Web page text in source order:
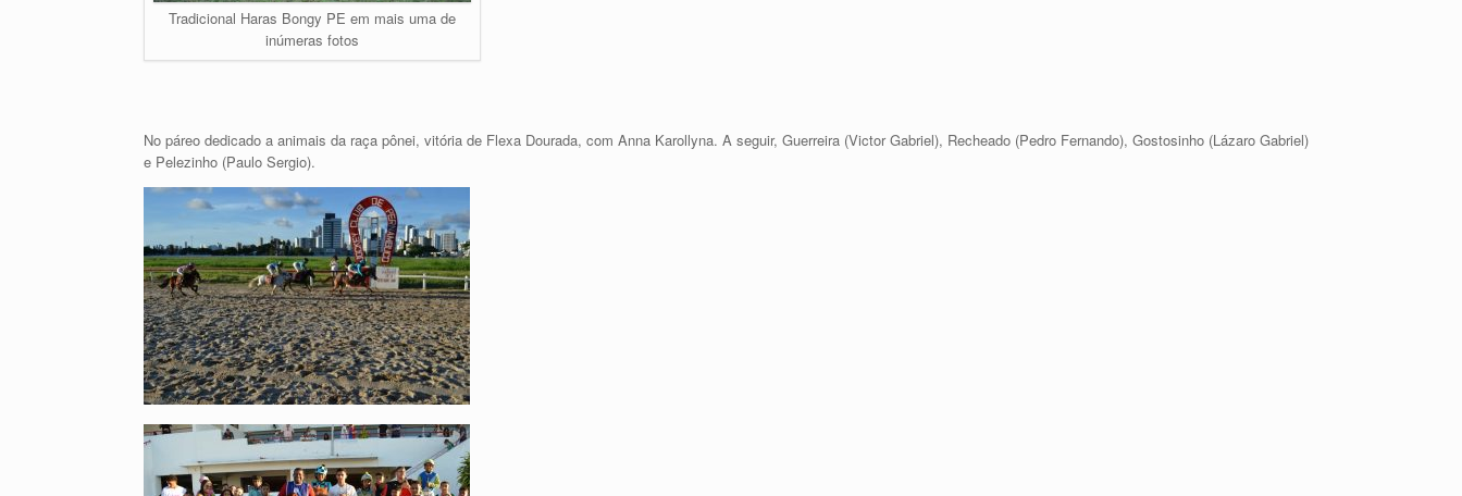
Tradicional Haras Bongy PE em mais uma de
inúmeras fotos
No páreo dedicado a animais da raça pônei, vitória de Flexa Dourada, com Anna Karollyna. A seguir, Guerreira (Victor Gabriel), Recheado (Pedro Fernando), Gostosinho (Lázaro Gabriel)
e Pelezinho (Paulo Sergio).